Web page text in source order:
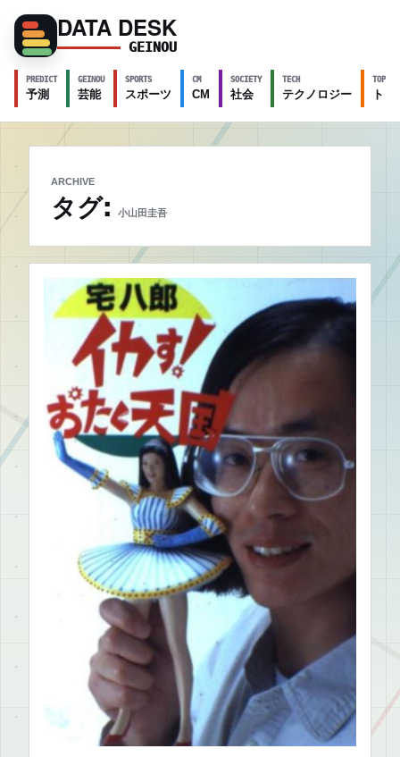
DATA DESK
GEINOU
PREDICT
予測
GEINOU
芸能
SPORTS
スポーツ
CM
CM
SOCIETY
社会
TECH
テクノロジー
TOPICS
ト
ARCHIVE
タグ: 小山田圭吾